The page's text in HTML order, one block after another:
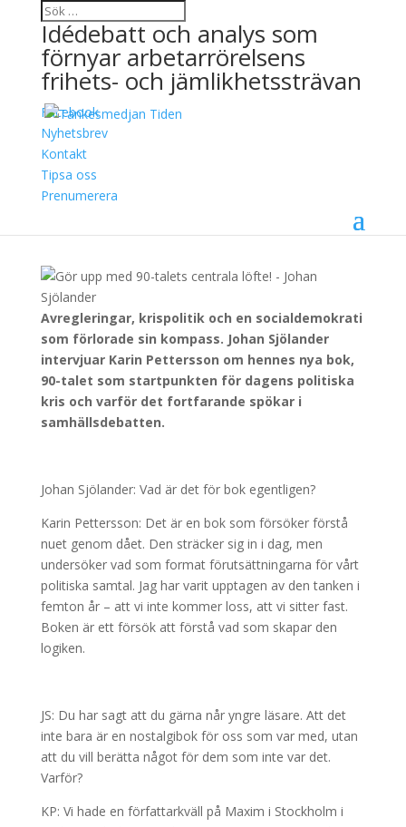
Idédebatt och analys som
förnyar arbetarrörelsens
frihets- och jämlikhetssträvan
Facebook
Nyhetsbrev
Kontakt
Tipsa oss
Prenumerera
Gör upp med 90-talets
centrala löfte!
23 oktober, 2025
Avregleringar, krispolitik och en socialdemokrati
som förlorade sin kompass. Johan Sjölander
intervjuar Karin Pettersson om hennes nya bok,
90-talet som startpunkten för dagens politiska
kris och varför det fortfarande spökar i
samhällsdebatten.
Johan Sjölander: Vad är det för bok egentligen?
Karin Pettersson: Det är en bok som försöker förstå
nuet genom dået. Den sträcker sig in i dag, men
undersöker vad som format förutsättningarna för vårt
politiska samtal. Jag har varit upptagen av den tanken i
femton år – att vi inte kommer loss, att vi sitter fast.
Boken är ett försök att förstå vad som skapar den
logiken.
JS: Du har sagt att du gärna når yngre läsare. Att det
inte bara är en nostalgibok för oss som var med, utan
att du vill berätta något för dem som inte var det.
Varför?
KP: Vi hade en författarkväll på Maxim i Stockholm i